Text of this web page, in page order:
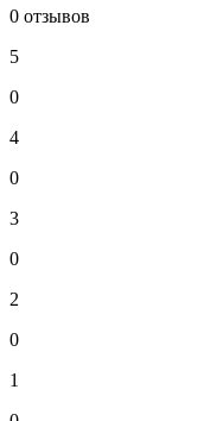
0 отзывов
5
0
4
0
3
0
2
0
1